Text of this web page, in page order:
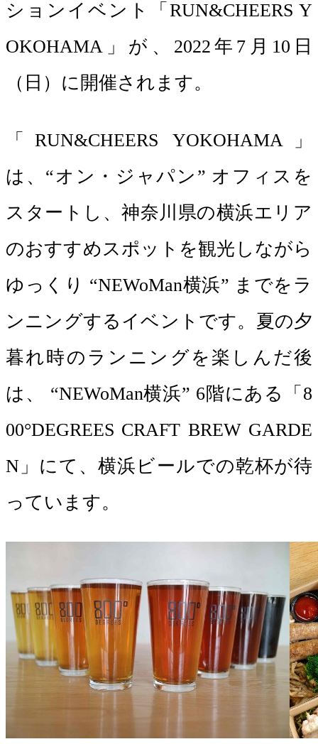
ションイベント「RUN&CHEERS Y
OKOHAMA」が、2022年7月10日
（日）に開催されます。
「RUN&CHEERS YOKOHAMA」
は、“オン・ジャパン” オフィスを
スタートし、神奈川県の横浜エリア
のおすすめスポットを観光しながら
ゆっくり “NEWoMan横浜” までをラ
ンニングするイベントです。夏の夕
暮れ時のランニングを楽しんだ後
は、 “NEWoMan横浜” 6階にある「8
00°DEGREES CRAFT BREW GARDE
N」にて、横浜ビールでの乾杯が待
っています。